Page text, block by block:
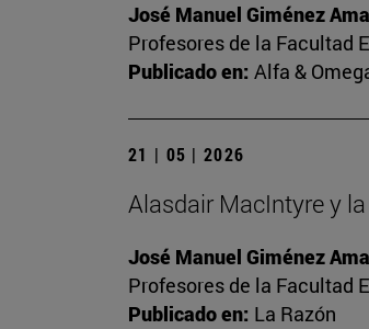
José Manuel Giménez
Profesores de la Facultad
Publicado en: Alfa &
21 | 05 | 2026
Alasdair MacIntyre y
José Manuel Giménez
Profesores de la Facultad
Publicado en: La Razón